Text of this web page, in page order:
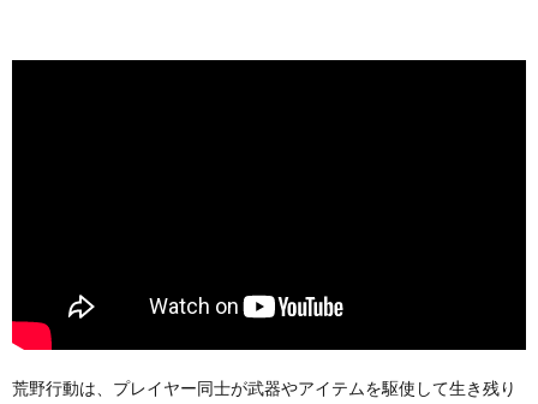
荒野行動は、プレイヤー同士が武器やアイテムを駆使して生き残り